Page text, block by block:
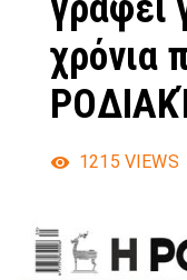
χρόνια
1215 VIEWS